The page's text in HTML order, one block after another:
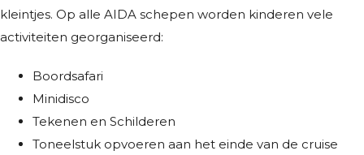
kleintjes. Op alle AIDA schepen worden kinderen vele
activiteiten georganiseerd:
Boordsafari
Minidisco
Tekenen en Schilderen
Toneelstuk opvoeren aan het einde van de cruise